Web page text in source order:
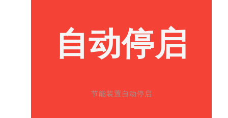
自动停启
节能装置自动停启